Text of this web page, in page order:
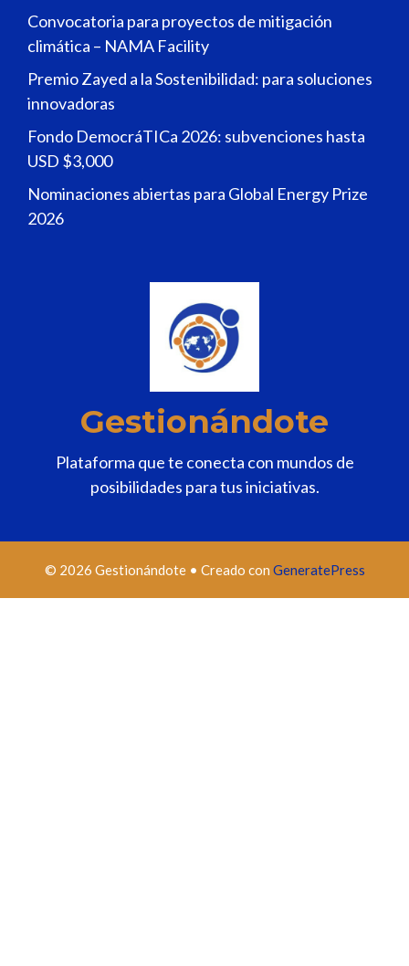
Convocatoria para proyectos de mitigación
climática – NAMA Facility
Premio Zayed a la Sostenibilidad: para soluciones
innovadoras
Fondo DemocráTICa 2026: subvenciones hasta
USD $3,000
Nominaciones abiertas para Global Energy Prize
2026
Gestionándote
Plataforma que te conecta con mundos de
posibilidades para tus iniciativas.
© 2026 Gestionándote• Creado con GeneratePress